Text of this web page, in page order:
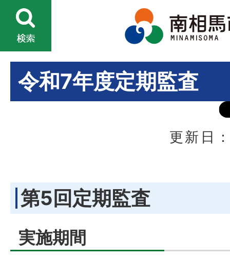
令和7年度定期監査
更新日
第5回定期監査
実施期間